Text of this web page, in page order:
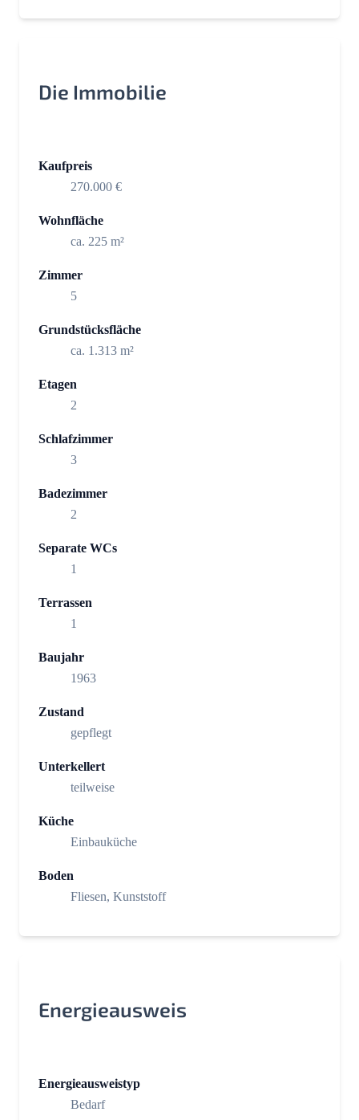
Die Immobilie
Kaufpreis
270.000 €
Wohnfläche
ca. 225 m²
Zimmer
5
Grundstücksfläche
ca. 1.313 m²
Etagen
2
Schlafzimmer
3
Badezimmer
2
Separate WCs
1
Terrassen
1
Baujahr
1963
Zustand
gepflegt
Unterkellert
teilweise
Küche
Einbauküche
Boden
Fliesen, Kunststoff
Energieausweis
Energieausweistyp
Bedarf